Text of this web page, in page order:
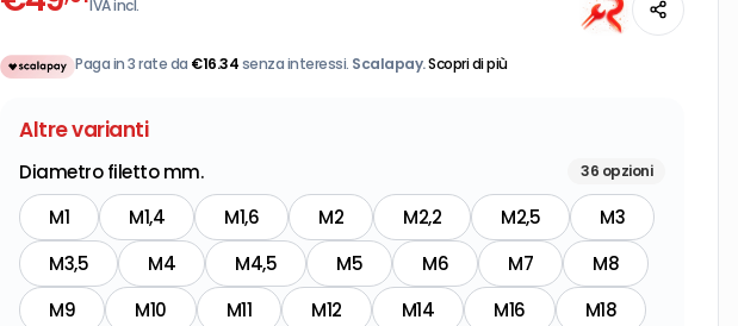
IVA incl.
Paga in 3 rate da €16.34senza interessi. Scalapay.Scopri di più
Altre varianti
Diametro filetto mm. 36 opzioni
M1 M1,4 M1,6 M2 M2,2 M2,5
M3
M3,5
M4 M4,5 M5 M6 M7
M8
M9
M10 M11 M12 M14 M16
M18